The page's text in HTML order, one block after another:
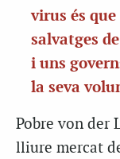
virus és
salvatges
i uns
la seva
Pobre von der
lliure mercat